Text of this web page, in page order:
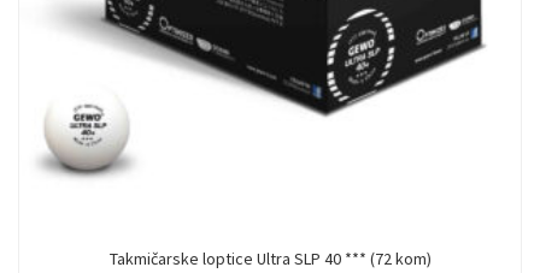
Takmičarske loptice Ultra SLP 40 *** (72 kom)